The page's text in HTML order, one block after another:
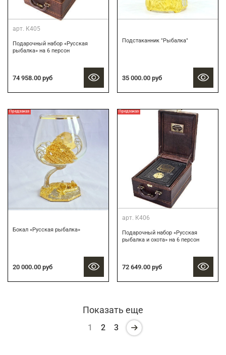
арт. К405
Подарочный набор «Русская
рыбалка» на 6 персон
74 958.00 руб
Подстаканник "Рыбалка"
35 000.00 руб
Предзаказ
Бокал «Русская рыбалка»
20 000.00 руб
Предзаказ
арт. К406
Подарочный набор «Русская
рыбалка и охота» на 6 персон
72 649.00 руб
Показать еще
1 2 3